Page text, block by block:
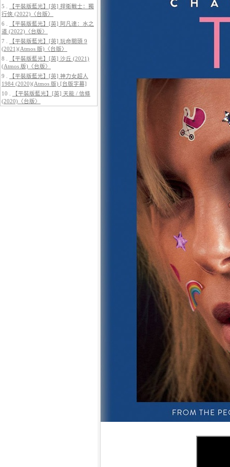
【平裝版藍光】[英] 阿凡達3：火
與燼 (2025)(Atmos 版)〈台版〉
5 .
【平裝版藍光】[英] 捍衛戰士：獨
行俠 (2022)〈台版〉
6 .
【平裝版藍光】[英] 阿凡達：水之
道 (2022)〈台版〉
7 .
【平裝版藍光】[英] 玩命關頭 9
(2021)(Atmos 版)〈台版〉
8 .
【平裝版藍光】[英] 沙丘 (2021)
(Atmos 版)〈台版〉
9 .
【平裝版藍光】[英] 神力女超人
1984 (2020)(Atmos 版) [台版字幕]
10 .
【平裝版藍光】[英] 天能 / 信條
(2020)〈台版〉